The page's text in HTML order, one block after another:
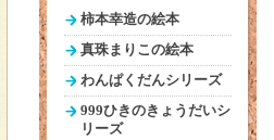
柿本幸造の絵本
真珠まりこの絵本
わんぱくだんシリーズ
999ひきのきょうだいシ
リーズ